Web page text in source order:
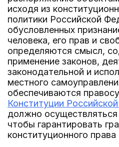
исходя из
политики Российской
обусловленных
человека, его прав и
определяются смысл,
применение законов,
законодательной и
местного
обеспечиваются
Конституции
должно
чтобы гарантировать
конституционного